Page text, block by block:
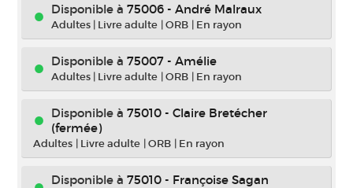
Disponible à 75006 - André Malraux
Adultes | Livre adulte |ORB | En rayon
Disponible à 75007 - Amélie
Adultes | Livre adulte |ORB | En rayon
Disponible à 75010 - Claire Bretécher
(fermée)
Adultes | Livre adulte |ORB | En rayon
Disponible à 75010 - Françoise Sagan